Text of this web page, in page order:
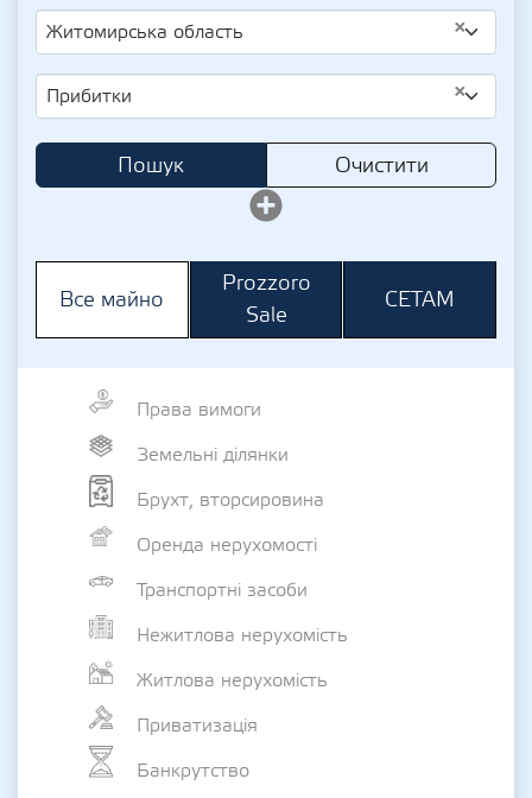
×
Житомирська область
×
Прибитки
Пошук Очистити
Все майно
Prozzoro
Sale
СЕТАМ
Права вимоги
Земельні ділянки
Брухт, вторсировина
Оренда нерухомості
Транспортні засоби
Нежитлова нерухомість
Житлова нерухомість
Приватизація
Банкрутство